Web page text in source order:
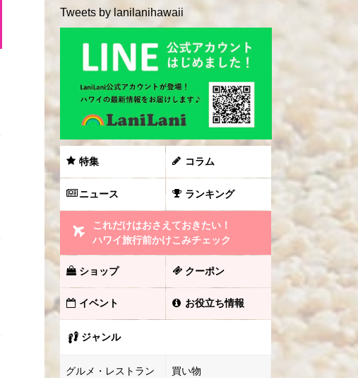
Tweets by lanilanihawaii
特集 コラム
ニュース ランキング
これだけはおさえておきたい！
ハワイ旅行前かけこみチェック
ショップ クーポン
イベント お役立ち情報
ジャンル
グルメ・レストラン 買い物